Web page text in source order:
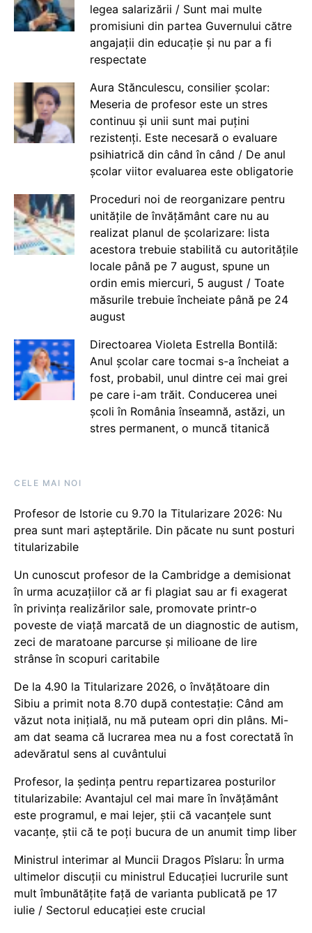
legea salarizării / Sunt mai multe
promisiuni din partea Guvernului către
angajații din educație și nu par a fi
respectate
Aura Stănculescu, consilier școlar:
Meseria de profesor este un stres
continuu și unii sunt mai puțini
rezistenți. Este necesară o evaluare
psihiatrică din când în când / De anul
școlar viitor evaluarea este obligatorie
Proceduri noi de reorganizare pentru
unitățile de învățământ care nu au
realizat planul de școlarizare: lista
acestora trebuie stabilită cu autoritățile
locale până pe 7 august, spune un
ordin emis miercuri, 5 august / Toate
măsurile trebuie încheiate până pe 24
august
Directoarea Violeta Estrella Bontilă:
Anul școlar care tocmai s-a încheiat a
fost, probabil, unul dintre cei mai grei
pe care i-am trăit. Conducerea unei
școli în România înseamnă, astăzi, un
stres permanent, o muncă titanică
CELE MAI NOI
Profesor de Istorie cu 9.70 la Titularizare 2026: Nu
prea sunt mari așteptările. Din păcate nu sunt posturi
titularizabile
Un cunoscut profesor de la Cambridge a demisionat
în urma acuzațiilor că ar fi plagiat sau ar fi exagerat
în privința realizărilor sale, promovate printr-o
poveste de viață marcată de un diagnostic de autism,
zeci de maratoane parcurse și milioane de lire
strânse în scopuri caritabile
De la 4.90 la Titularizare 2026, o învățătoare din
Sibiu a primit nota 8.70 după contestație: Când am
văzut nota inițială, nu mă puteam opri din plâns. Mi-
am dat seama că lucrarea mea nu a fost corectată în
adevăratul sens al cuvântului
Profesor, la ședința pentru repartizarea posturilor
titularizabile: Avantajul cel mai mare în învățământ
este programul, e mai lejer, știi că vacanțele sunt
vacanţe, știi că te poți bucura de un anumit timp liber
Ministrul interimar al Muncii Dragos Pîslaru: În urma
ultimelor discuții cu ministrul Educației lucrurile sunt
mult îmbunătățite față de varianta publicată pe 17
iulie / Sectorul educației este crucial